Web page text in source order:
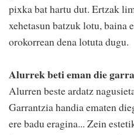
pixka bat hartu dut. Ertzak
xehetasun batzuk lotu, baina
orokorrean dena lotuta dugu.
Alurrek beti eman die
Alurren beste ardatz
Garrantzia handia ematen
ere badu eragina... Zein